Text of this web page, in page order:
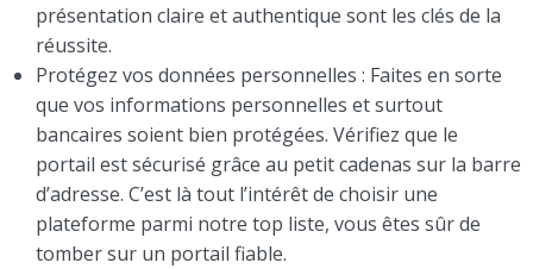
présentation claire et authentique sont les clés de la
réussite.
Protégez vos données personnelles : Faites en sorte
que vos informations personnelles et surtout
bancaires soient bien protégées. Vérifiez que le
portail est sécurisé grâce au petit cadenas sur la barre
d’adresse. C’est là tout l’intérêt de choisir une
plateforme parmi notre top liste, vous êtes sûr de
tomber sur un portail fiable.